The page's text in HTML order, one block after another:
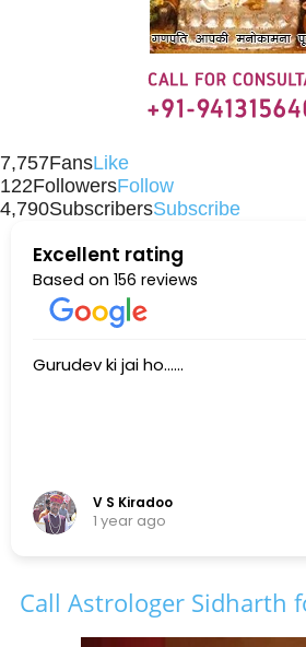
7,757FansLike
122FollowersFollow
4,790SubscribersSubscribe
Excellent rating
Based on 156 reviews
Gurudev ki jai ho......
V S Kiradoo
1 year ago
Call Astrologer Sidharth